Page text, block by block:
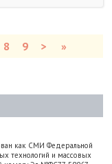
8 9 > »
как СМИ Федеральной
технологий и массовых